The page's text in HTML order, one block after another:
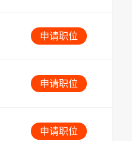
申请职位
申请职位
申请职位